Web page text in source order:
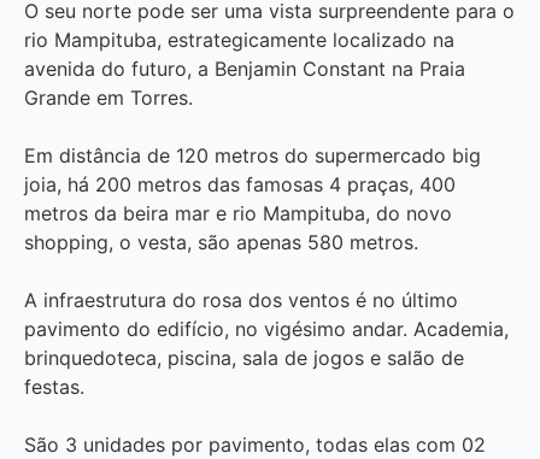
O seu norte pode ser uma vista surpreendente para o
rio Mampituba, estrategicamente localizado na
avenida do futuro, a Benjamin Constant na Praia
Grande em Torres.
Em distância de 120 metros do supermercado big
joia, há 200 metros das famosas 4 praças, 400
metros da beira mar e rio Mampituba, do novo
shopping, o vesta, são apenas 580 metros.
A infraestrutura do rosa dos ventos é no último
pavimento do edifício, no vigésimo andar. Academia,
brinquedoteca, piscina, sala de jogos e salão de
festas.
São 3 unidades por pavimento, todas elas com 02